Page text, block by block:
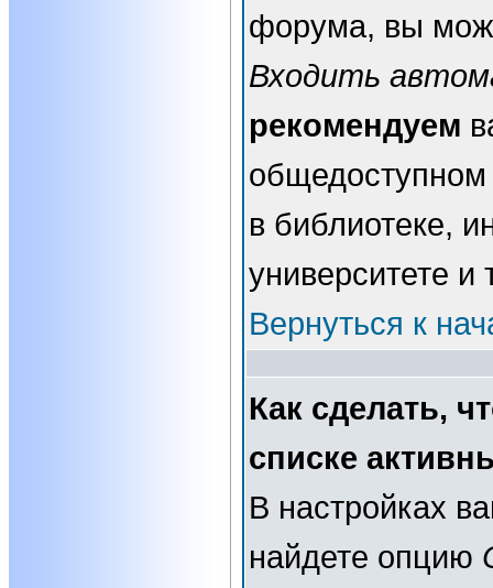
форума, вы
Входить
рекомендуем
в библиотеке,
университете и
Вернуться к
Как сделать,
списке
В настройках
найдете опцию